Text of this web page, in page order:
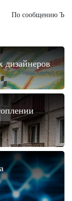
По сообщению Ъ
дизайнеров